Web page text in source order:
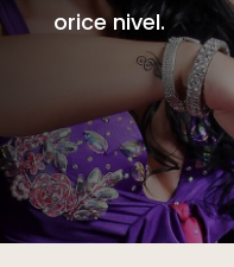
orice nivel.